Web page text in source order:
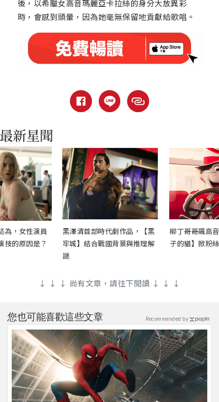
後，以希臘女高音瑪麗亞卡拉絲的身分大放異彩
時，會感到頭暈，因為她毫無保留地貢獻給歌唱。
為，女性演員
技的原因是？
黑澤清首部時代劇作品，【黑
牢城】結合戰國背景與推理解
謎
柳丁哥哥飆高
子的貓】掀粉
↓ ↓ ↓ 尚有文章，請往下閱讀 ↓ ↓ ↓
您也可能喜歡這些文章 Recommended by